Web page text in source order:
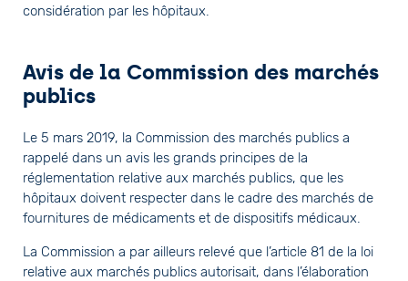
considération par les hôpitaux.
Avis de la Commission des marchés
publics
Le 5 mars 2019, la Commission des marchés publics a
rappelé dans un avis les grands principes de la
réglementation relative aux marchés publics, que les
hôpitaux doivent respecter dans le cadre des marchés de
fournitures de médicaments et de dispositifs médicaux.
La Commission a par ailleurs relevé que l’article 81 de la loi
relative aux marchés publics autorisait, dans l’élaboration